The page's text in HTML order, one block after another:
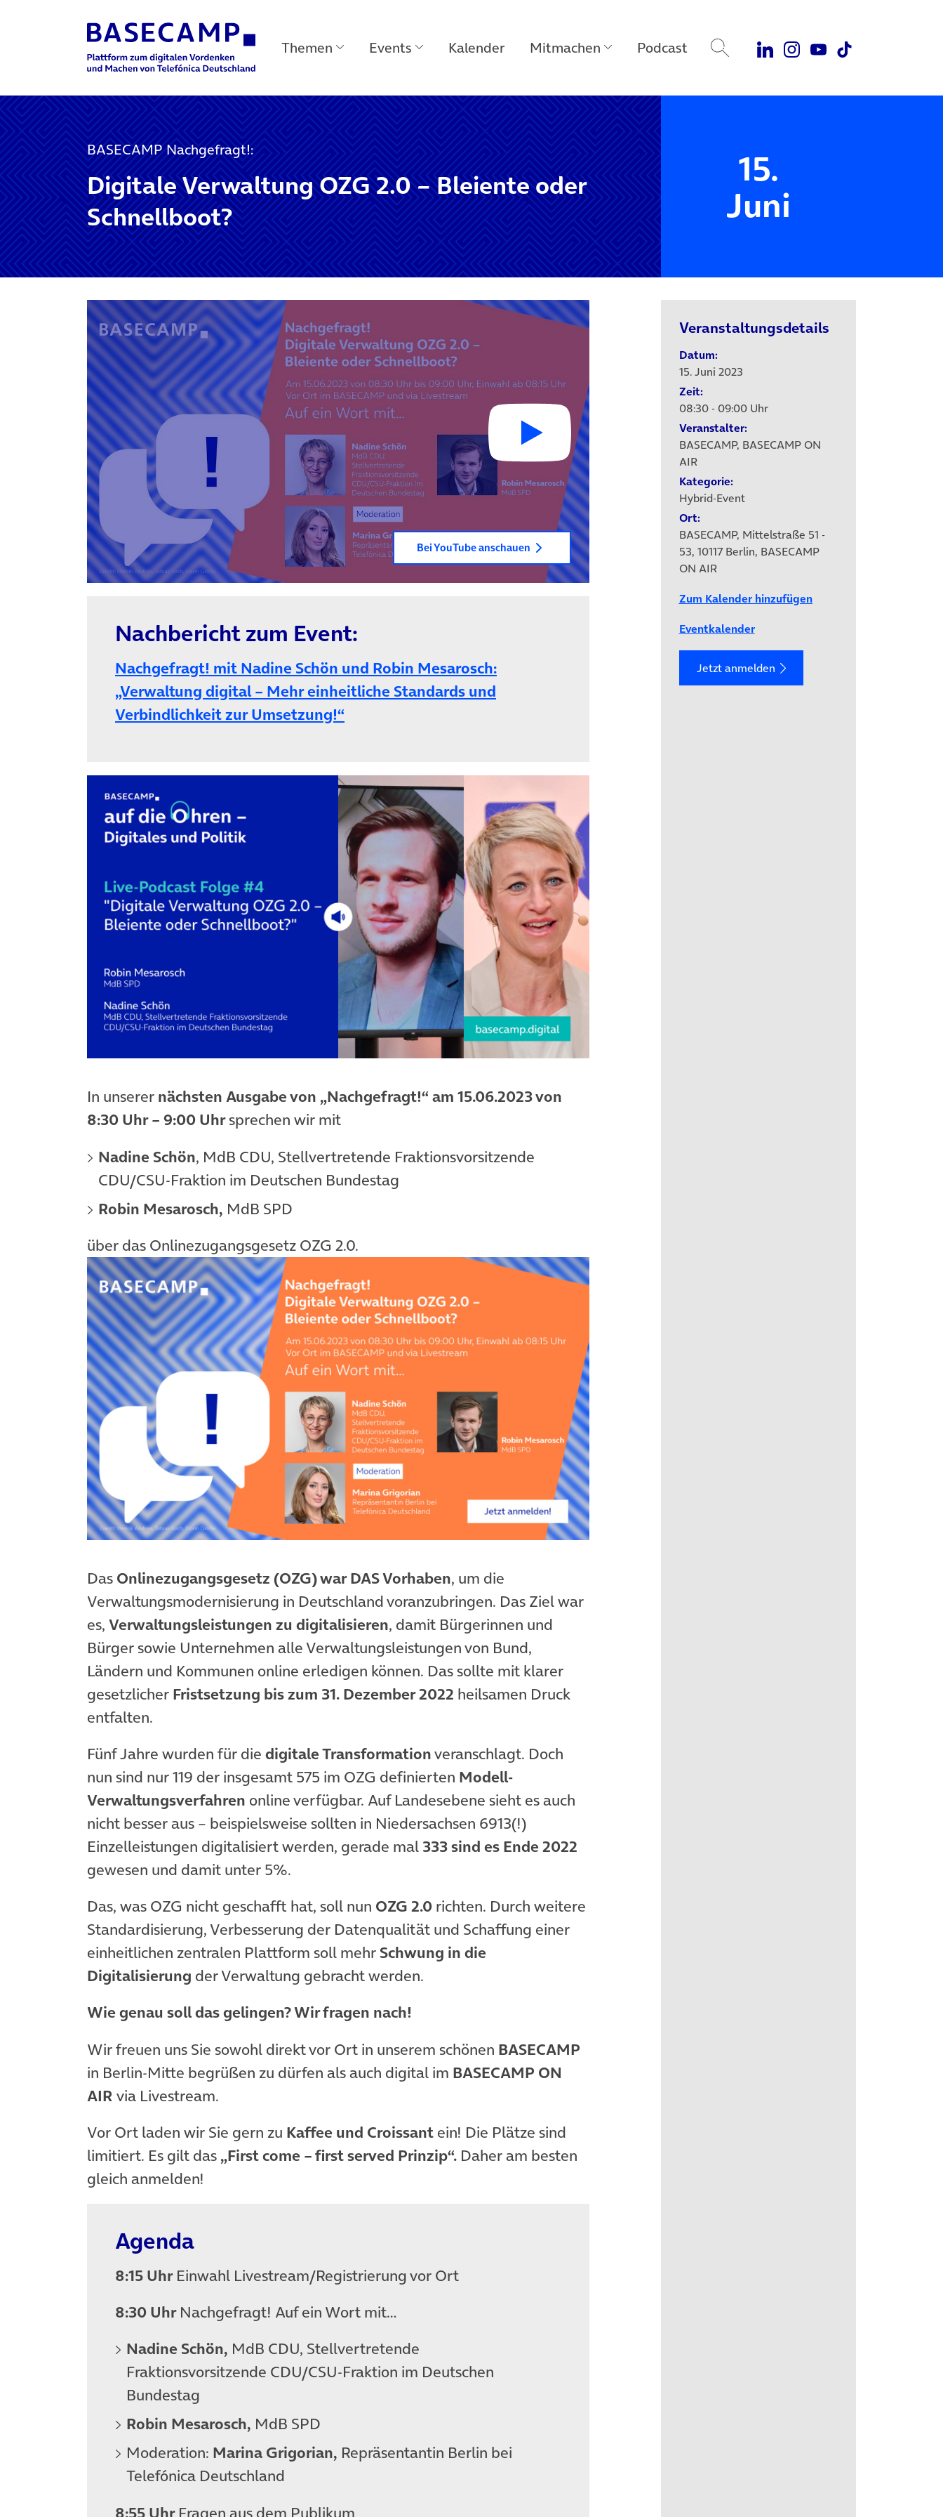
Main Navigation Themen Events Kalender Mitmachen Podcast
BASECAMP Nachgefragt!:
Digitale Verwaltung OZG 2.0 – Bleiente oder
Schnellboot?
15.
Juni
Bei YouTube anschauen
Nachbericht zum Event:
Nachgefragt! mit Nadine Schön und Robin Mesarosch:
„Verwaltung digital – Mehr einheitliche Standards und
Verbindlichkeit zur Umsetzung!“
In unserer nächsten Ausgabe von „Nachgefragt!“am 15.06.2023 von
8:30 Uhr – 9:00 Uhrsprechen wir mit
Nadine Schön, MdB CDU, Stellvertretende Fraktionsvorsitzende
CDU/CSU-Fraktion im Deutschen Bundestag
Robin Mesarosch, MdB SPD
über das Onlinezugangsgesetz OZG 2.0.
Das Onlinezugangsgesetz (OZG) war DAS Vorhaben, um die
Verwaltungsmodernisierung in Deutschland voranzubringen. Das Ziel war
es, Verwaltungsleistungen zu digitalisieren, damit Bürgerinnen und
Bürger sowie Unternehmen alle Verwaltungsleistungen von Bund,
Ländern und Kommunen online erledigen können. Das sollte mit klarer
gesetzlicher Fristsetzung bis zum 31. Dezember 2022 heilsamen Druck
entfalten.
Fünf Jahre wurden für die digitale Transformationveranschlagt. Doch
nun sind nur 119 der insgesamt 575 im OZG definierten Modell-
Verwaltungsverfahren online verfügbar. Auf Landesebene sieht es auch
nicht besser aus – beispielsweise sollten in Niedersachsen 6913(!)
Einzelleistungen digitalisiert werden, gerade mal 333 sind es Ende 2022
gewesen und damit unter 5%.
Das, was OZG nicht geschafft hat, soll nun OZG 2.0 richten. Durch weitere
Standardisierung, Verbesserung der Datenqualität und Schaffung einer
einheitlichen zentralen Plattform soll mehr Schwung in die
Digitalisierung der Verwaltung gebracht werden.
Wie genau soll das gelingen? Wir fragen nach!
Wir freuen uns Sie sowohl direkt vor Ort in unserem schönen BASECAMP
in Berlin-Mitte begrüßen zu dürfen als auch digital im BASECAMP ON
AIR via Livestream.
Vor Ort laden wir Sie gern zu Kaffee und Croissant ein! Die Plätze sind
limitiert. Es gilt das „First come – first served Prinzip“. Daher am besten
gleich anmelden!
Agenda
8:15 Uhr Einwahl Livestream/Registrierung vor Ort
8:30 Uhr Nachgefragt! Auf ein Wort mit…
Nadine Schön, MdB CDU, Stellvertretende
Fraktionsvorsitzende CDU/CSU-Fraktion im Deutschen
Bundestag
Robin Mesarosch, MdB SPD
Moderation: Marina Grigorian, Repräsentantin Berlin bei
Telefónica Deutschland
8:55 Uhr Fragen aus dem Publikum
Veranstaltungsdetails
Datum:
15. Juni 2023
Zeit:
08:30 - 09:00 Uhr
Veranstalter:
BASECAMP, BASECAMP ON
AIR
Kategorie:
Hybrid-Event
Ort:
BASECAMP, Mittelstraße 51 -
53, 10117 Berlin, BASECAMP
ON AIR
Zum Kalender hinzufügen
Eventkalender
Jetzt anmelden